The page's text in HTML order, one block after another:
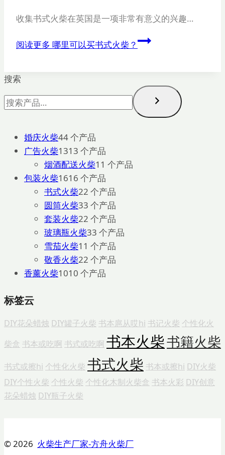
收集书式火柴在英国是一项非常有意义的兴趣…
阅读更多 哪里可以买书式火柴？
搜索
婚庆火柴44 个产品
广告火柴1313 个产品
烟酒配送火柴1 1 个产品
包装火柴1616 个产品
书式火柴22 个产品
圆筒火柴33 个产品
套装火柴22 个产品
玻璃瓶火柴33 个产品
雪茄火柴1 1 个产品
敬香火柴22 个产品
香薰火柴1010 个产品
标签云
DIY花朵蜡烛 DIY罐子火柴 书本扈从哎hi 书记火柴 个性化火
柴盒 书本或吃啊 书式或吃啊 书本火柴书籍火柴
书式或擦hi 个性化火柴 书式火柴 书本或擦hi DIY火柴
DIY个性火柴 个性火柴 个性化木制火柴盒 书本火彩 DIY创意
花朵蜡烛 DIY瓶子火柴
© 2026 火柴生产厂家-方舟火柴厂